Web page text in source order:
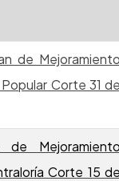
de
Corte 31
Corte 15